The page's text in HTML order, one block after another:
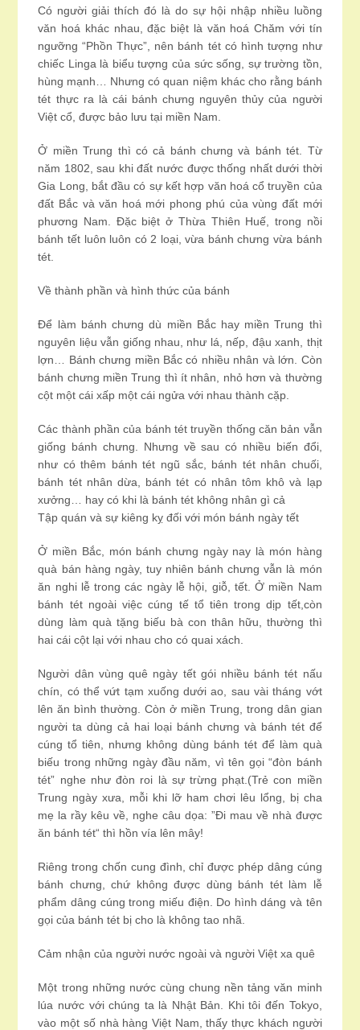
Có người giải thích đó là do sự hội nhập nhiều luồng
văn hoá khác nhau, đặc biệt là văn hoá Chăm với tín
ngưỡng “Phồn Thực”, nên bánh tét có hình tượng như
chiếc Linga là biểu tượng của sức sống, sự trường tồn,
hùng mạnh… Nhưng có quan niệm khác cho rằng bánh
tét thực ra là cái bánh chưng nguyên thủy của người
Việt cổ, được bảo lưu tại miền Nam.
Ở miền Trung thì có cả bánh chưng và bánh tét. Từ
năm 1802, sau khi đất nước được thống nhất dưới thời
Gia Long, bắt đầu có sự kết hợp văn hoá cổ truyền của
đất Bắc và văn hoá mới phong phú của vùng đất mới
phương Nam. Đặc biệt ở Thừa Thiên Huế, trong nồi
bánh tết luôn luôn có 2 loại, vừa bánh chưng vừa bánh
tét.
Về thành phần và hình thức của bánh
Để làm bánh chưng dù miền Bắc hay miền Trung thì
nguyên liệu vẫn giống nhau, như lá, nếp, đậu xanh, thịt
lợn… Bánh chưng miền Bắc có nhiều nhân và lớn. Còn
bánh chưng miền Trung thì ít nhân, nhỏ hơn và thường
cột một cái xấp một cái ngửa với nhau thành cặp.
Các thành phần của bánh tét truyền thống căn bản vẫn
giống bánh chưng. Nhưng về sau có nhiều biến đổi,
như có thêm bánh tét ngũ sắc, bánh tét nhân chuối,
bánh tét nhân dừa, bánh tét có nhân tôm khô và lạp
xưởng… hay có khi là bánh tét không nhân gì cả
Tập quán và sự kiêng kỵ đối với món bánh ngày tết
Ở miền Bắc, món bánh chưng ngày nay là món hàng
quà bán hàng ngày, tuy nhiên bánh chưng vẫn là món
ăn nghi lễ trong các ngày lễ hội, giỗ, tết. Ở miền Nam
bánh tét ngoài việc cúng tế tổ tiên trong dịp tết,còn
dùng làm quà tặng biếu bà con thân hữu, thường thì
hai cái cột lại với nhau cho có quai xách.
Người dân vùng quê ngày tết gói nhiều bánh tét nấu
chín, có thể vứt tạm xuống dưới ao, sau vài tháng vớt
lên ăn bình thường. Còn ở miền Trung, trong dân gian
người ta dùng cả hai loại bánh chưng và bánh tét để
cúng tổ tiên, nhưng không dùng bánh tét để làm quà
biếu trong những ngày đầu năm, vì tên gọi “đòn bánh
tét” nghe như đòn roi là sự trừng phạt.(Trẻ con miền
Trung ngày xưa, mỗi khi lỡ ham chơi lêu lổng, bị cha
mẹ la rầy kêu về, nghe câu dọa: ”Đi mau về nhà được
ăn bánh tét“ thì hồn vía lên mây!
Riêng trong chốn cung đình, chỉ được phép dâng cúng
bánh chưng, chứ không được dùng bánh tét làm lễ
phẩm dâng cúng trong miếu điện. Do hình dáng và tên
gọi của bánh tét bị cho là không tao nhã.
Cảm nhận của người nước ngoài và người Việt xa quê
Một trong những nước cùng chung nền tảng văn minh
lúa nước với chúng ta là Nhật Bản. Khi tôi đến Tokyo,
vào một số nhà hàng Việt Nam, thấy thực khách người